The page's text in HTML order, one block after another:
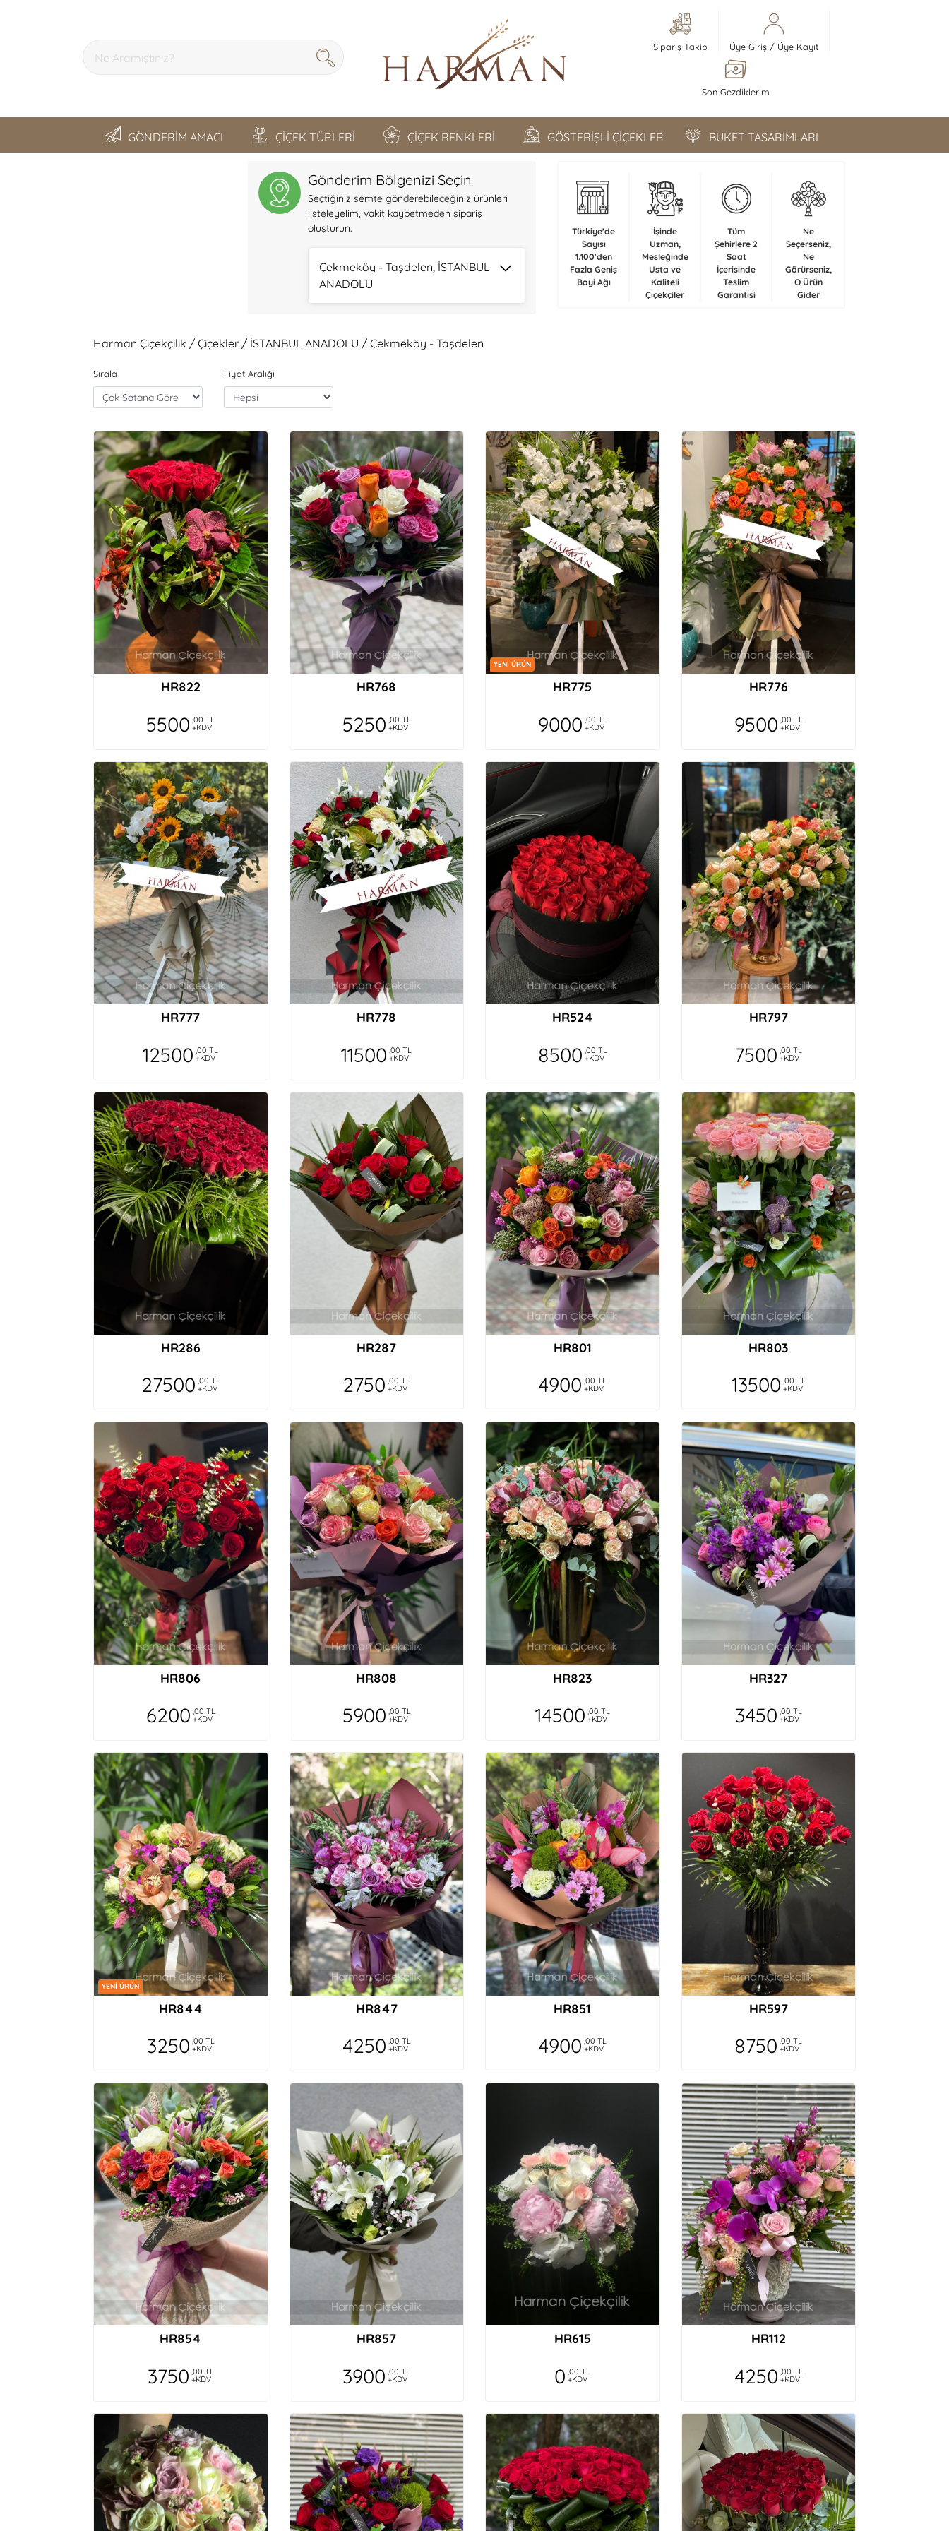
Sipariş Takip Üye Giriş/ Üye Kayıt
Son Gezdiklerim
GÖNDERİM AMACI ÇİÇEK TÜRLERİ ÇİÇEK RENKLERİ GÖSTERİŞLİ ÇİÇEKLER BUKET TASARIMLARI
Gönderim Bölgenizi Seçin
Seçtiğiniz semte gönderebileceğiniz ürünleri
listeleyelim, vakit kaybetmeden sipariş
oluşturun.
Çekmeköy - Taşdelen, İSTANBUL
ANADOLU
Türkiye'de
Sayısı
1.100'den
Fazla Geniş
Bayi Ağı
İşinde
Uzman,
Mesleğinde
Usta ve
Kaliteli
Çiçekçiler
Tüm
Şehirlere 2
Saat
İçerisinde
Teslim
Garantisi
Ne
Seçerseniz,
Ne
Görürseniz,
O Ürün
Gider
Harman Çiçekçilik / Çiçekler / İSTANBUL ANADOLU / Çekmeköy - Taşdelen
Sırala Fiyat Aralığı
HR822
5500 ,00 TL
+KDV
HR768
5250 ,00 TL
+KDV
YENİ ÜRÜN
HR775
9000 ,00 TL
+KDV
HR776
9500 ,00 TL
+KDV
HR777
12500 ,00 TL
+KDV
HR778
11500 ,00 TL
+KDV
HR524
8500 ,00 TL
+KDV
HR797
7500 ,00 TL
+KDV
HR286
27500 ,00 TL
+KDV
HR287
2750 ,00 TL
+KDV
HR801
4900 ,00 TL
+KDV
HR803
13500 ,00 TL
+KDV
HR806
6200 ,00 TL
+KDV
HR808
5900 ,00 TL
+KDV
HR823
14500 ,00 TL
+KDV
HR327
3450 ,00 TL
+KDV
YENİ ÜRÜN
HR844
3250 ,00 TL
+KDV
HR847
4250 ,00 TL
+KDV
HR851
4900 ,00 TL
+KDV
HR597
8750 ,00 TL
+KDV
HR854
3750 ,00 TL
+KDV
HR857
3900 ,00 TL
+KDV
HR615
0 ,00 TL
+KDV
HR112
4250 ,00 TL
+KDV